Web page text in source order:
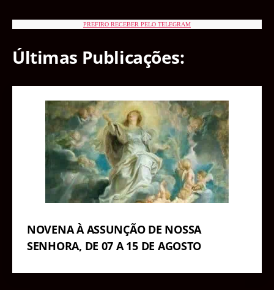
PREFIRO RECEBER PELO TELEGRAM
Últimas Publicações:
NOVENA À ASSUNÇÃO DE NOSSA
SENHORA, DE 07 A 15 DE AGOSTO